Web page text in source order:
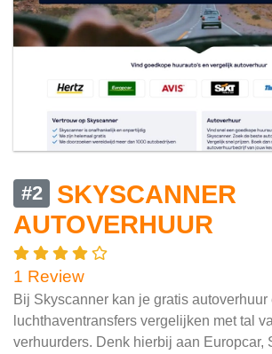
#2
SKYSCANNER
AUTOVERHUUR
1 Review
Bij Skyscanner kan je gratis autoverhuur
luchthaventransfers vergelijken met tal
verhuurders. Denk hierbij aan Europcar,